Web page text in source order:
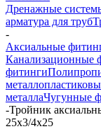
Дренажные
арматура для труб
-
Аксиальные
Канализационные
фитинги
металлаЧугунные
-Тройник
25х3/4х25